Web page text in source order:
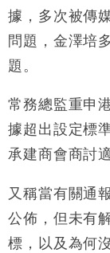
據，多次被傳
問題，金澤培
題。
常務總監重申
據超出設定標
承建商會商討
又稱當有關通
公佈，但未有
標，以及為何